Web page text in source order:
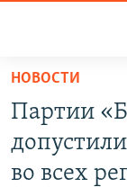
Вернуться
основному
содержанию
Вернутся
КАЗАХСТАН
НОВОСТИ
ВОЙНА В
НОВОСТИ
Партии
во всех